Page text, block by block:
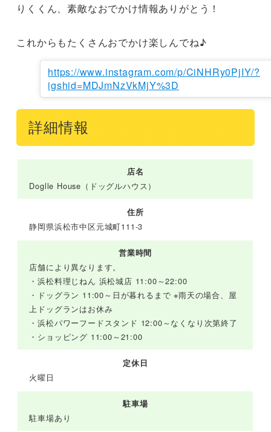
りくくん、素敵なおでかけ情報ありがとう！
これからもたくさんおでかけ楽しんでね♪
https://www.instagram.com/p/CiNHRy0PjIY/?
igshid=MDJmNzVkMjY%3D
詳細情報
店名
Doglle House（ドッグルハウス）
住所
静岡県浜松市中区元城町111-3
営業時間
店舗により異なります。
・浜松料理じねん 浜松城店 11:00～22:00
・ドッグラン 11:00～日が暮れるまで ※雨天の場合、屋
上ドッグランはお休み
・浜松パワーフードスタンド 12:00～なくなり次第終了
・ショッピング 11:00～21:00
定休日
火曜日
駐車場
駐車場あり